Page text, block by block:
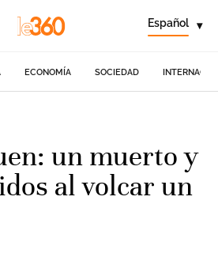
Español ▾
ECONOMÍA SOCIEDAD
un muerto y
al volcar un